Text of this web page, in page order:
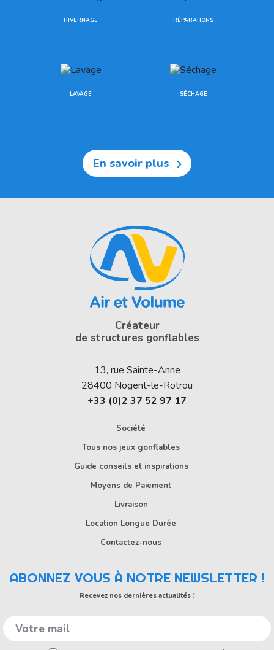
HIVERNAGE RÉPARATIONS
LAVAGE SÉCHAGE
En savoir plus 
Créateur
de structures gonflables
13, rue Sainte-Anne
28400 Nogent-le-Rotrou
+33 (0)2 37 52 97 17
Société
Tous nos jeux gonflables
Guide conseils et inspirations
Moyens de Paiement
Livraison
Location Longue Durée
Contactez-nous
ABONNEZ VOUS À NOTRE NEWSLETTER !
Recevez nos dernières actualités !